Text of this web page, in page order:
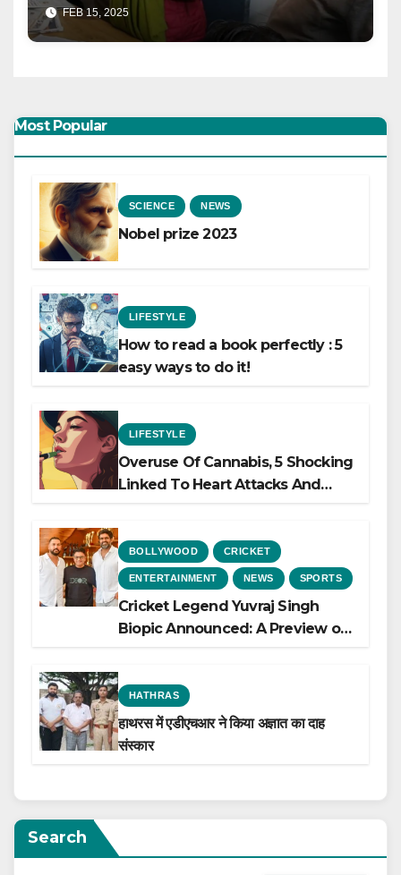
FEB 15, 2025
Most Popular
SCIENCE NEWS
Nobel prize 2023
LIFESTYLE
How to read a book perfectly : 5
easy ways to do it!
LIFESTYLE
Overuse Of Cannabis, 5 Shocking
Linked To Heart Attacks And
BOLLYWOOD CRICKET
ENTERTAINMENT NEWS SPORTS
Cricket Legend Yuvraj Singh
Biopic Announced: A Preview of
HATHRAS
हाथरस में एडीएचआर ने किया अज्ञात का दाह
संस्कार
Search